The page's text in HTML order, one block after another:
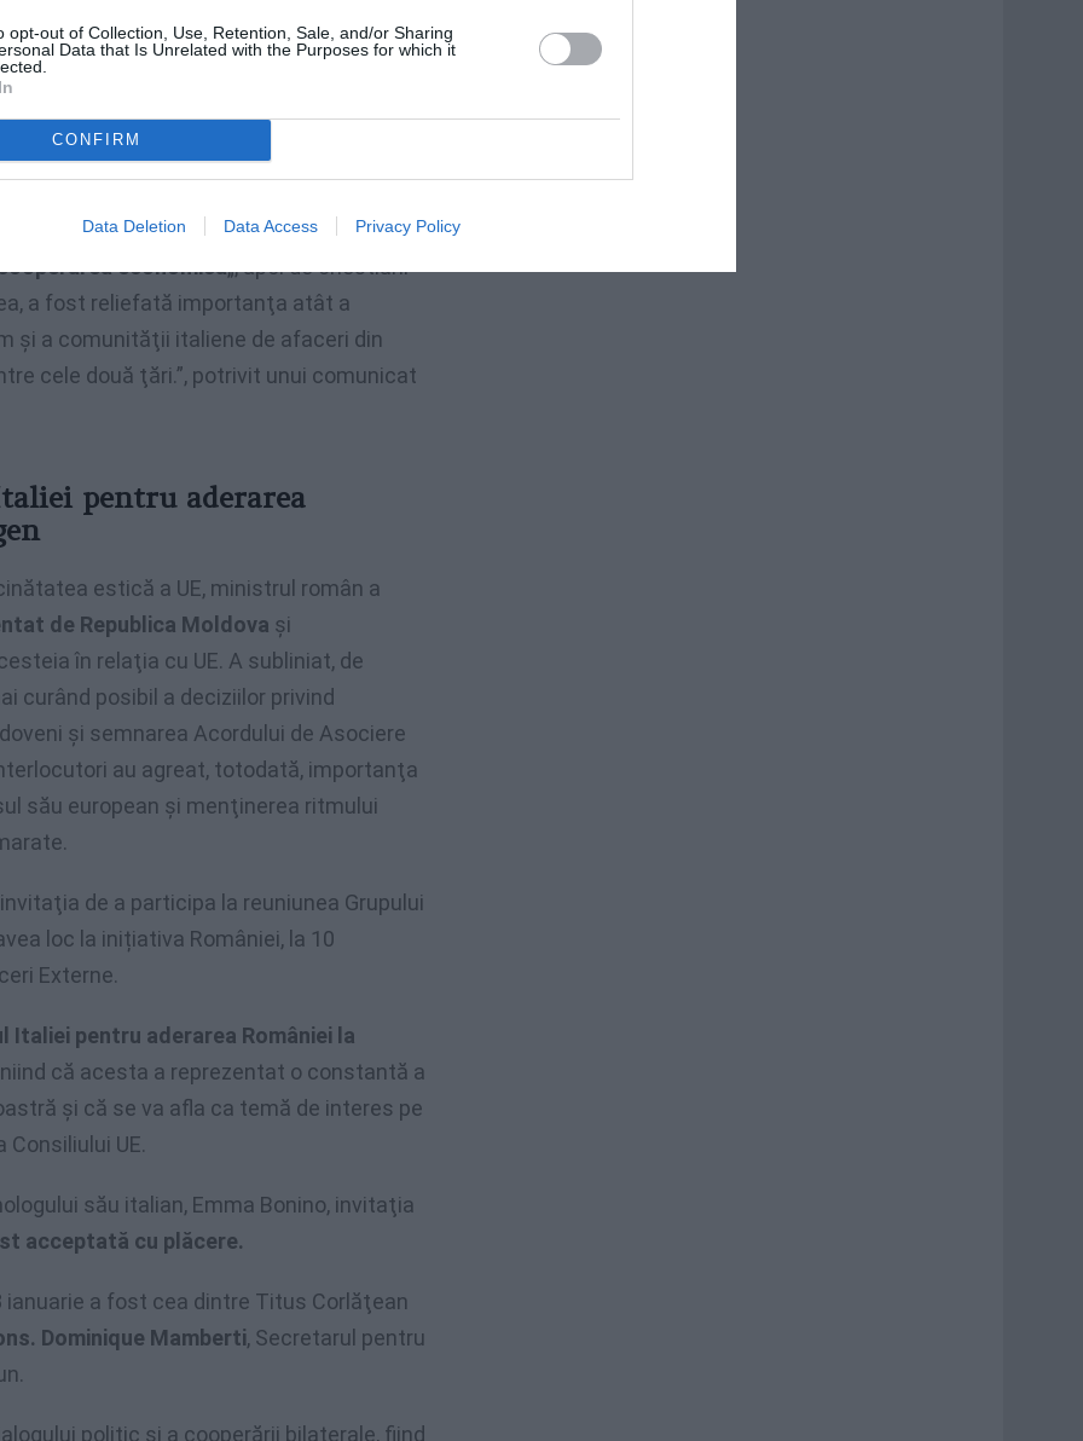
opt-out of Collection, Use, Retention, Sale, and/or Sharing
Data that Is Unrelated with the Purposes for which it
CONFIRM
Data Deletion Data Access Privacy Policy
omologul italian,Emma Bonino. Cei doi au
economică„, apoi de chestiuni
a fost reliefată importanţa atât a
şi a comunităţii italiene de afaceri din
cele două ţări.”, potrivit unui comunicat
pentru aderarea
estică a UE, ministrul român a
de Republica Moldova şi
în relaţia cu UE. A subliniat, de
curând posibil a deciziilor privind
şi semnarea Acordului de Asociere
au agreat, totodată, importanţa
său european şi menţinerea ritmului
de a participa la reuniunea Grupului
loc la inițiativa României, la 10
Externe.
Italiei pentru aderarea României la
că acesta a reprezentat o constantă a
şi că se va afla ca temă de interes pe
UE.
său italian, Emma Bonino, invitaţia
acceptată cu plăcere.
a fost cea dintre Titus Corlăţean
Dominique Mamberti, Secretarul pentru
politic şi a cooperării bilaterale, fiind